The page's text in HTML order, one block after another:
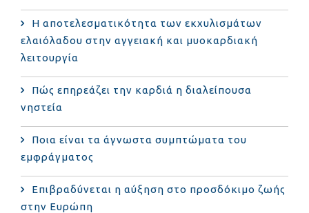
Η αποτελεσματικότητα των εκχυλισμάτων
ελαιόλαδου στην αγγειακή και μυοκαρδιακή
λειτουργία
Πώς επηρεάζει την καρδιά η διαλείπουσα
νηστεία
Ποια είναι τα άγνωστα συμπτώματα του
εμφράγματος
Επιβραδύνεται η αύξηση στο προσδόκιμο ζωής
στην Ευρώπη